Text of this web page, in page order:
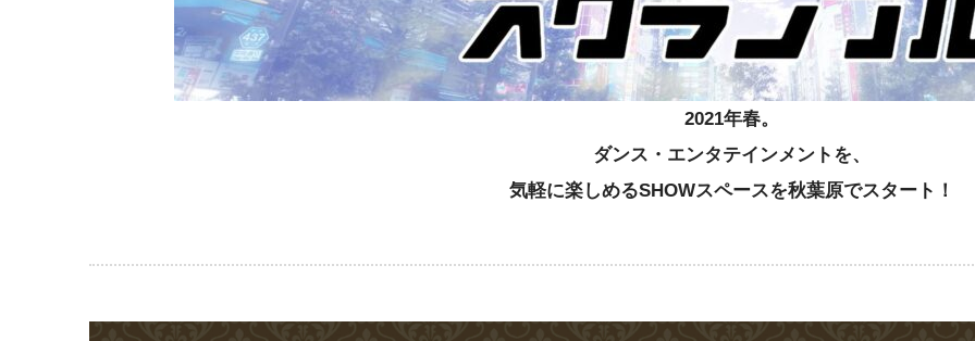
2021年春。
ダンス・エンタテインメントを、
気軽に楽しめるSHOWスペースを秋葉原でスタート！